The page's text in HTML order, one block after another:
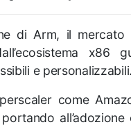
di Arm, il
x86
e personalizzabili.
come